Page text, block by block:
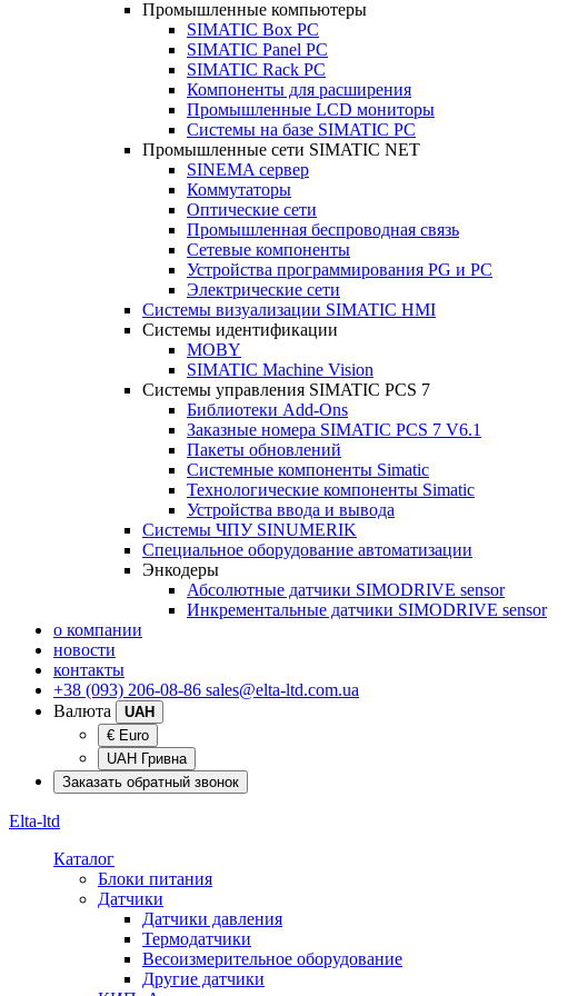
Промышленные компьютеры
SIMATIC Box PC
SIMATIC Panel PС
SIMATIC Rack PC
Компоненты для расширения
Промышленные LCD мониторы
Системы на базе SIMATIC PC
Промышленные сети SIMATIC NET
SINEMA сервер
Коммутаторы
Оптические сети
Промышленная беспроводная связь
Сетевые компоненты
Устройства программирования PG и PC
Электрические сети
Системы визуализации SIMATIC HMI
Системы идентификации
MOBY
SIMATIC Machine Vision
Системы управления SIMATIC PCS 7
Библиотеки Add-Ons
Заказные номера SIMATIC PCS 7 V6.1
Пакеты обновлений
Системные компоненты Simatic
Технологические компоненты Simatic
Устройства ввода и вывода
Системы ЧПУ SINUMERIK
Специальное оборудование автоматизации
Энкодеры
Абсолютные датчики SIMODRIVE sensor
Инкрементальные датчики SIMODRIVE sensor
о компании
новости
контакты
+38 (093) 206-08-86 sales@elta-ltd.com.ua
Валюта
UAH
€ Euro
UAH Гривна
Заказать обратный звонок
Elta-ltd
Каталог
Блоки питания
Датчики
Датчики давления
Термодатчики
Весоизмерительное оборудование
Другие датчики